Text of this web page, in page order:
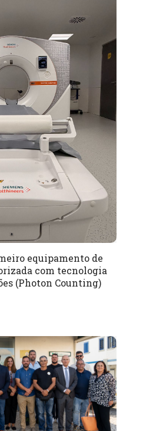
equipamento de
com tecnologia
(Photon Counting)